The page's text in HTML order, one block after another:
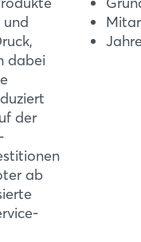
und
dabei
der
ab
Jetzt registrieren